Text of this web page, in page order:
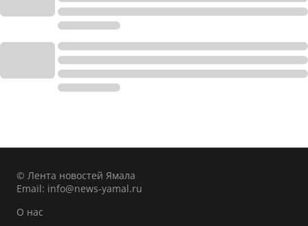
© Лента новостей Ямала
Email: info@news-yamal.ru
О нас